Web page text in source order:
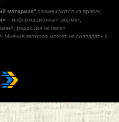
материал" размещаются на правах
– информационный формат,
редакция не несет
Мнение авторов может не совпадать с